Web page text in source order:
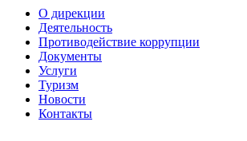
О дирекции
Деятельность
Противодействие коррупции
Документы
Услуги
Туризм
Новости
Контакты